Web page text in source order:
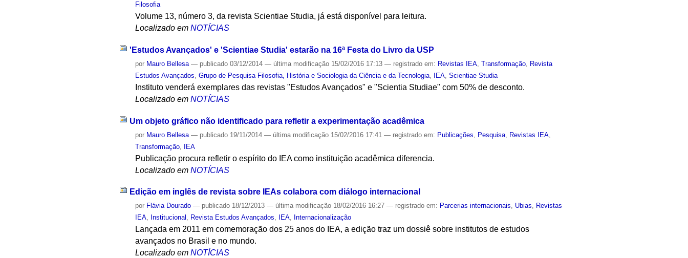
Filosofia
Volume 13, número 3, da revista Scientiae Studia, já está disponível para leitura.
Localizado em NOTÍCIAS
'Estudos Avançados' e 'Scientiae Studia' estarão na 16ª Festa do Livro da USP
por Mauro Bellesa — publicado 03/12/2014— última modificação 15/02/2016 17:13— registrado em: Revistas IEA ,Transformação
Revista
Estudos Avançados ,Grupo de Pesquisa Filosofia, História e Sociologia da Ciência e da Tecnologia IEA ,Scientiae Studia
Instituto venderá exemplares das revistas "Estudos Avançados" e "Scientia Studiae" com 50% de desconto.
Localizado em NOTÍCIAS
Um objeto gráfico não identificado para refletir a experimentação acadêmica
por Mauro Bellesa — publicado 19/11/2014— última modificação 15/02/2016 17:41— registrado em: Publicações Pesquisa Revistas IEA
Transformação IEA
Publicação procura refletir o espírito do IEA como instituição acadêmica diferencia.
Localizado em NOTÍCIAS
Edição em inglês de revista sobre IEAs colabora com diálogo internacional
por Flávia Dourado — publicado 18/12/2013— última modificação 18/02/2016 16:27— registrado em: Parcerias internacionais, Ubias, Revistas
IEA, Institucional , Revista Estudos Avançados, IEA, Internacionalização
Lançada em 2011 em comemoração dos 25 anos do IEA, a edição traz um dossiê sobre institutos de estudos
avançados no Brasil e no mundo.
Localizado em NOTÍCIAS